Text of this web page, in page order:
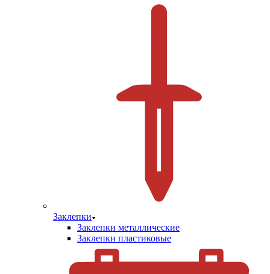
Заклепки
Заклепки металлические
Заклепки пластиковые